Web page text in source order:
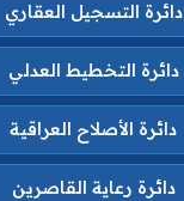
دائرة التسجيل العقاري
دائرة التخطيط العدلي
دائرة الأصلاح العراقية
دائرة رعاية القاصرين